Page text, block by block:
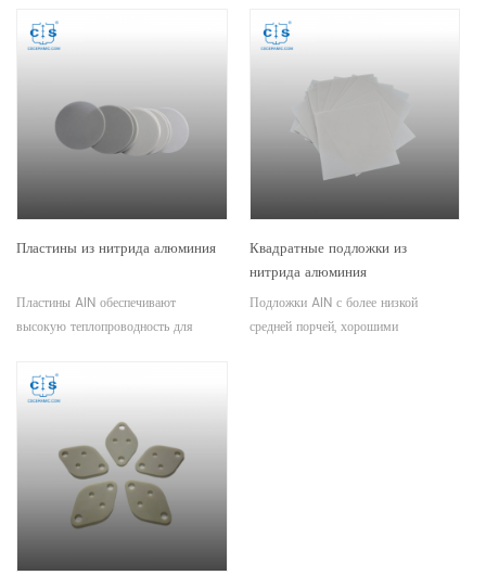
Пластины из нитрида алюминия
Пластины AlN обеспечивают
высокую теплопроводность для
различные спецификации.
Удовлетворение различных
технических запросов.
Квадратные подложки из
нитрида алюминия
Подложки AlN с более низкой
средней порчей, хорошими